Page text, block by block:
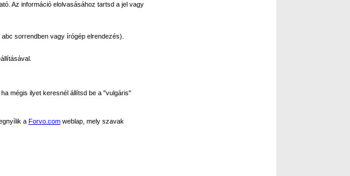
Az információ elolvasásához tartsd a jel vagy
sorrendben vagy írógép elrendezés).
mégis ilyet keresnél állítsd be a "vulgáris"
a Forvo.com weblap, mely szavak